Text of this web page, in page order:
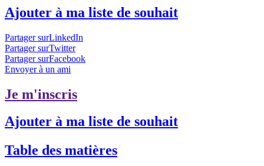
Ajouter à ma liste de souhait
Partager surLinkedIn
Partager surTwitter
Partager surFacebook
Envoyer à un ami
Je m'inscris
Ajouter à ma liste de souhait
Table des matières